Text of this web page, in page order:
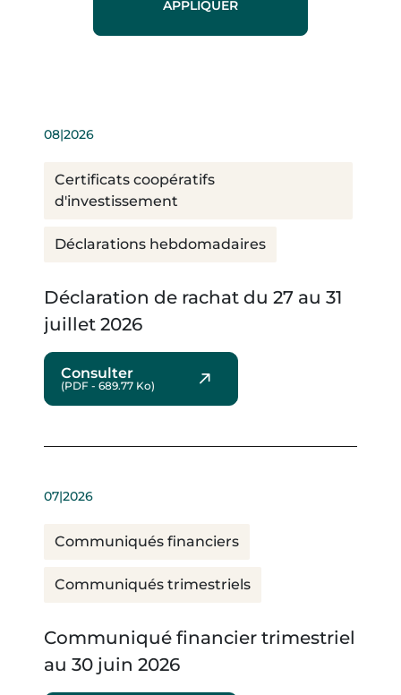
08|2026
Certificats coopératifs
d'investissement
Déclarations hebdomadaires
Déclaration de rachat du 27 au 31
juillet 2026
Consulter
(PDF - 689.77 Ko)
07|2026
Communiqués financiers
Communiqués trimestriels
Communiqué financier trimestriel
au 30 juin 2026